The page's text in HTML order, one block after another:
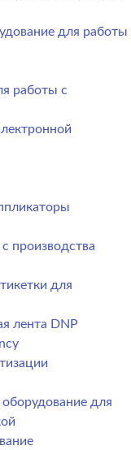
для работы
работы с
производства
для
лента DNP
для